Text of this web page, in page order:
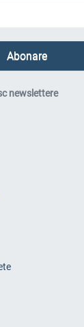
newslettere